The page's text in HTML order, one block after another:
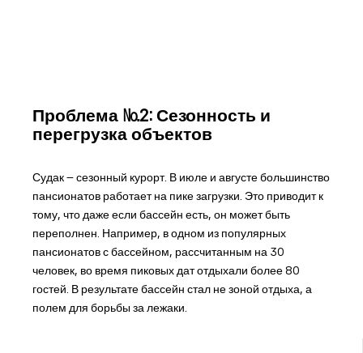
Проблема №2: Сезонность и
перегрузка объектов
Судак – сезонный курорт. В июле и августе большинство
пансионатов работает на пике загрузки. Это приводит к
тому, что даже если бассейн есть, он может быть
переполнен. Например, в одном из популярных
пансионатов с бассейном, рассчитанным на 30
человек, во время пиковых дат отдыхали более 80
гостей. В результате бассейн стал не зоной отдыха, а
полем для борьбы за лежаки.